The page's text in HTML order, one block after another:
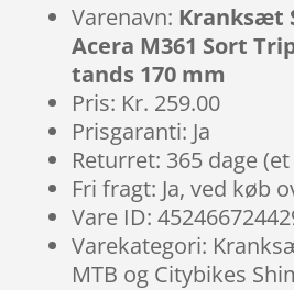
Varenavn: Kranksæt
Acera M361 Sort
tands 170 mm
Pris: Kr. 259.00
Prisgaranti: Ja
Returret: 365 dage
Fri fragt: Ja, ved køb
Vare ID:
Varekategori:
MTB og Citybikes